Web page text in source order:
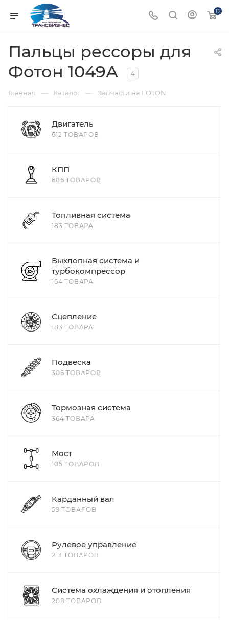
0
Пальцы рессоры для
Фотон 1049А
4
Главная — Каталог — Запчасти на FOTON
Двигатель
612 ТОВАРОВ
КПП
686 ТОВАРОВ
Топливная система
183 ТОВАРА
Выхлопная система и
турбокомпрессор
164 ТОВАРА
Сцепление
183 ТОВАРА
Подвеска
306 ТОВАРОВ
Тормозная система
364 ТОВАРА
Мост
105 ТОВАРОВ
Карданный вал
59 ТОВАРОВ
Рулевое управление
213 ТОВАРОВ
Система охлаждения и отопления
208 ТОВАРОВ